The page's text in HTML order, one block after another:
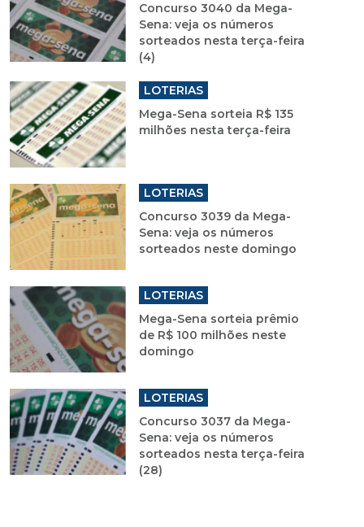
Concurso 3040 da Mega-
Sena: veja os números
sorteados nesta terça-feira
(4)
LOTERIAS
Mega-Sena sorteia R$ 135
milhões nesta terça-feira
LOTERIAS
Concurso 3039 da Mega-
Sena: veja os números
sorteados neste domingo
LOTERIAS
Mega-Sena sorteia prêmio
de R$ 100 milhões neste
domingo
LOTERIAS
Concurso 3037 da Mega-
Sena: veja os números
sorteados nesta terça-feira
(28)